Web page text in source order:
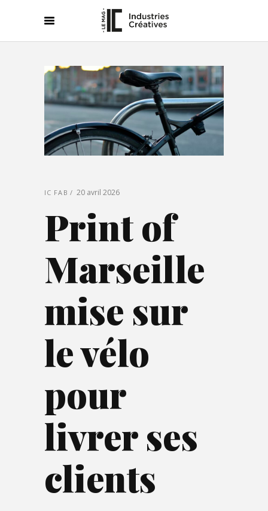
IC FAB 20 avril 2026
Print of
Marseille
mise sur
le vélo
pour
livrer ses
clients